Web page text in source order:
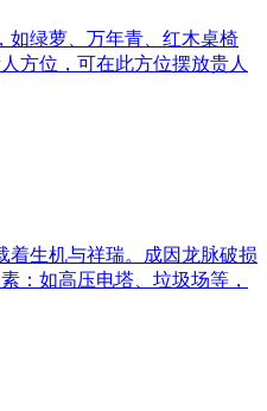
如绿萝、万年青、红木桌椅
方位，可在此方位摆放贵人
着生机与祥瑞。成因龙脉破损
：如高压电塔、垃圾场等，